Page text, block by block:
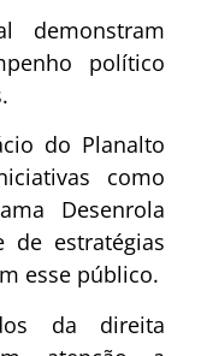
demonstram
político
do Planalto
como
Desenrola
de estratégias
esse público.
da direita